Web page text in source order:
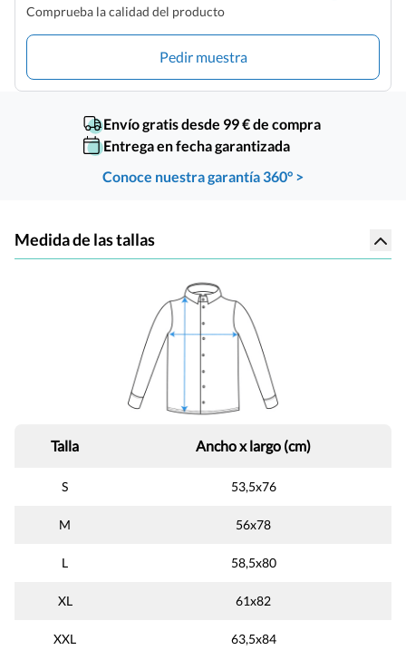
Comprueba la calidad del producto
Pedir muestra
Envío gratis desde 99 € de compra
Entrega en fecha garantizada
Conoce nuestra garantía 360° >
Medida de las tallas
Talla Ancho x largo (cm)
S 53,5x76
M 56x78
L 58,5x80
XL 61x82
XXL
63,5x84